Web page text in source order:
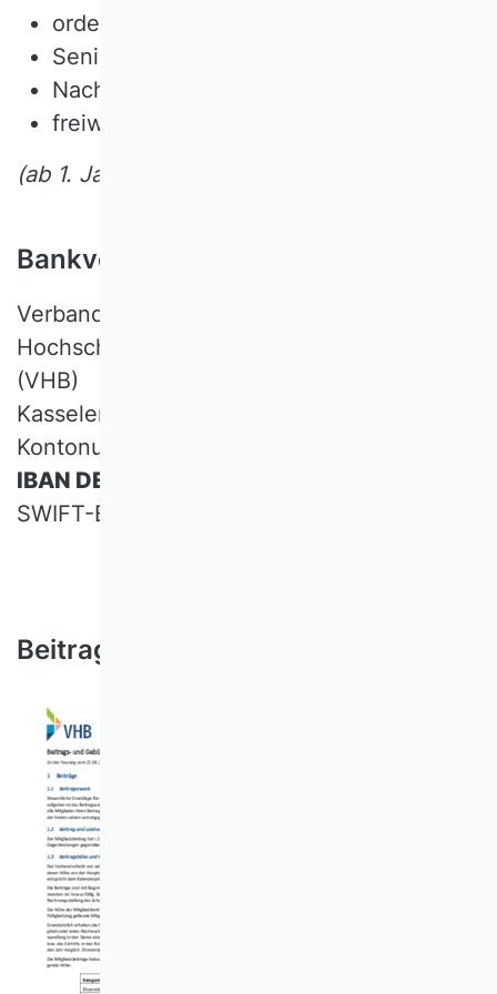
ordentliches Mitglied: 140,00 Euro
Seniormitglied: 55,00 Euro
Nachwuchsmitglied: 30,00 Euro
freiwillig höherer Beitrag
(ab 1. Januar 2025)
Bankverbindung
Verband der Hochschullehrerinnen und
Hochschullehrer für Betriebswirtschaft e.V.
(VHB)
Kasseler Sparkasse, BLZ 520 503 53,
Kontonummer 211 568 9
IBAN DE44 5205 0353 0002 1156 89
SWIFT-BIC HELADEF1KAS
Beitragsinformation